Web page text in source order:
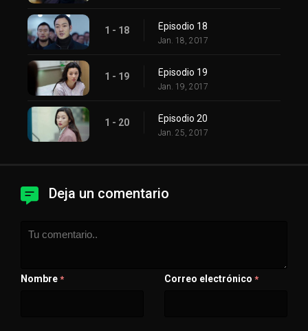
1 - 18 Episodio 18
Jan. 18, 2017
1 - 19 Episodio 19
Jan. 19, 2017
1 - 20 Episodio 20
Jan. 25, 2017
Deja un comentario
Nombre * Correo electrónico *